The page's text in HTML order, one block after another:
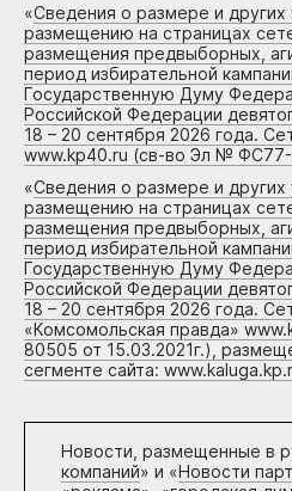
«Сведения о размере и других
размещению на страницах
размещения предвыборных,
период избирательной
Государственную Думу
Российской Федерации
18 – 20 сентября 2026 года.
www.kp40.ru (св-во Эл № ФС77-
«Сведения о размере и других
размещению на страницах
размещения предвыборных,
период избирательной
Государственную Думу
Российской Федерации
18 – 20 сентября 2026 года.
«Комсомольская правда»
80505 от 15.03.2021г.),
сегменте сайта:
Новости, размещенные в
компаний» и «Новости